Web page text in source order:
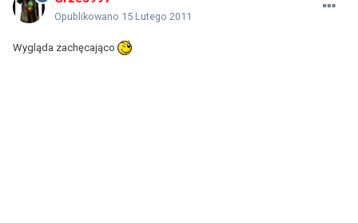
Opublikowano 15 Lutego 2011
Wygląda zachęcająco